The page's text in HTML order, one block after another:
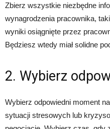
Zbierz wszystkie niezbędne
wynagrodzenia pracownika,
wyniki osiągnięte przez
Będziesz wtedy miał solidne
2. Wybierz
Wybierz odpowiedni moment
sytuacji stresowych lub